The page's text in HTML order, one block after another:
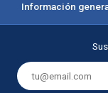
Información